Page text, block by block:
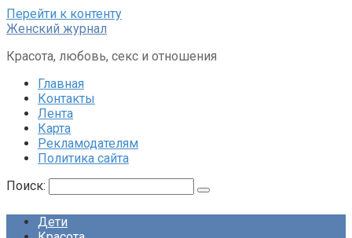
Перейти к контенту
Женский журнал
Красота, любовь, секс и отношения
Главная
Контакты
Лента
Карта
Рекламодателям
Политика сайта
Поиск:
Дети